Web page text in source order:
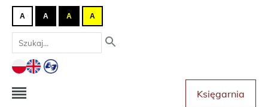
A A A A
Księgarnia